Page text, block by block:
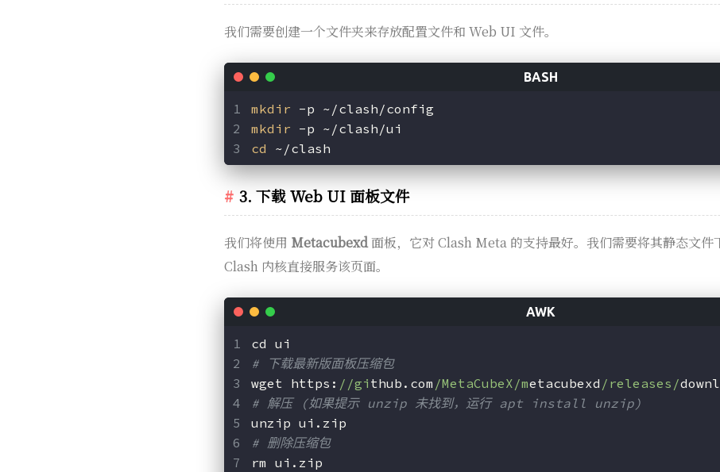
我们需要创建一个文件夹来存放配置文件和 Web UI 文件。
mkdir -p ~/clash/config
mkdir -p ~/clash/ui
cd ~/clash
3. 下载 Web UI 面板文件
我们将使用 Metacubexd面板，它对 Clash Meta 的支持最好。我们需要将其静态文件
Clash 内核直接服务该页面。
cd ui
# 下载最新版面板压缩包
wget https: //gi thub.com /MetaCubeX/metacubexd /releases/
# 解压 (如果提示 unzip 未找到，运行 apt install unzip)
unzip ui.zip
# 删除压缩包
rm ui.zip